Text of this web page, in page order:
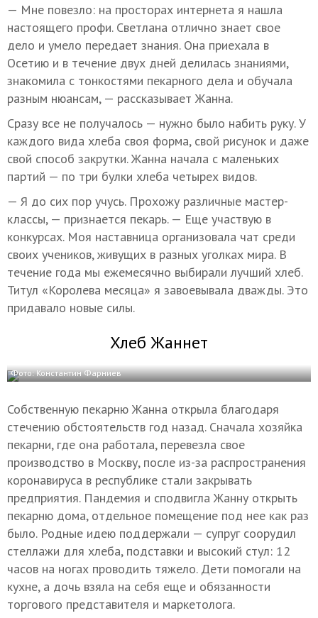
— Мне повезло: на просторах интернета я нашла
настоящего профи. Светлана отлично знает свое
дело и умело передает знания. Она приехала в
Осетию и в течение двух дней делилась знаниями,
знакомила с тонкостями пекарного дела и обучала
разным нюансам, — рассказывает Жанна.
Сразу все не получалось — нужно было набить руку. У
каждого вида хлеба своя форма, свой рисунок и даже
свой способ закрутки. Жанна начала с маленьких
партий — по три булки хлеба четырех видов.
— Я до сих пор учусь. Прохожу различные мастер-
классы, — признается пекарь. — Еще участвую в
конкурсах. Моя наставница организовала чат среди
своих учеников, живущих в разных уголках мира. В
течение года мы ежемесячно выбирали лучший хлеб.
Титул «Королева месяца» я завоевывала дважды. Это
придавало новые силы.
Хлеб Жаннет
Фото: Константин Фарниев
Собственную пекарню Жанна открыла благодаря
стечению обстоятельств год назад. Сначала хозяйка
пекарни, где она работала, перевезла свое
производство в Москву, после из-за распространения
коронавируса в республике стали закрывать
предприятия. Пандемия и сподвигла Жанну открыть
пекарню дома, отдельное помещение под нее как раз
было. Родные идею поддержали — супруг соорудил
стеллажи для хлеба, подставки и высокий стул: 12
часов на ногах проводить тяжело. Дети помогали на
кухне, а дочь взяла на себя еще и обязанности
торгового представителя и маркетолога.